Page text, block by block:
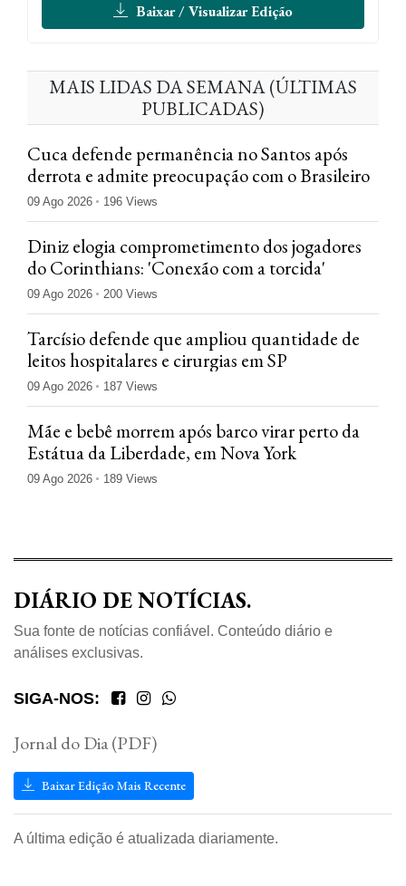
Baixar / Visualizar Edição
MAIS LIDAS DA SEMANA (ÚLTIMAS
PUBLICADAS)
Cuca defende permanência no Santos após
derrota e admite preocupação com o Brasileiro
09 Ago 2026 196 Views
Diniz elogia comprometimento dos jogadores
do Corinthians: 'Conexão com a torcida'
09 Ago 2026 200 Views
Tarcísio defende que ampliou quantidade de
leitos hospitalares e cirurgias em SP
09 Ago 2026 187 Views
Mãe e bebê morrem após barco virar perto da
Estátua da Liberdade, em Nova York
09 Ago 2026 189 Views
DIÁRIO DE NOTÍCIAS.
Sua fonte de notícias confiável. Conteúdo diário e
análises exclusivas.
SIGA-NOS:
Jornal do Dia (PDF)
Baixar Edição Mais Recente
A última edição é atualizada diariamente.